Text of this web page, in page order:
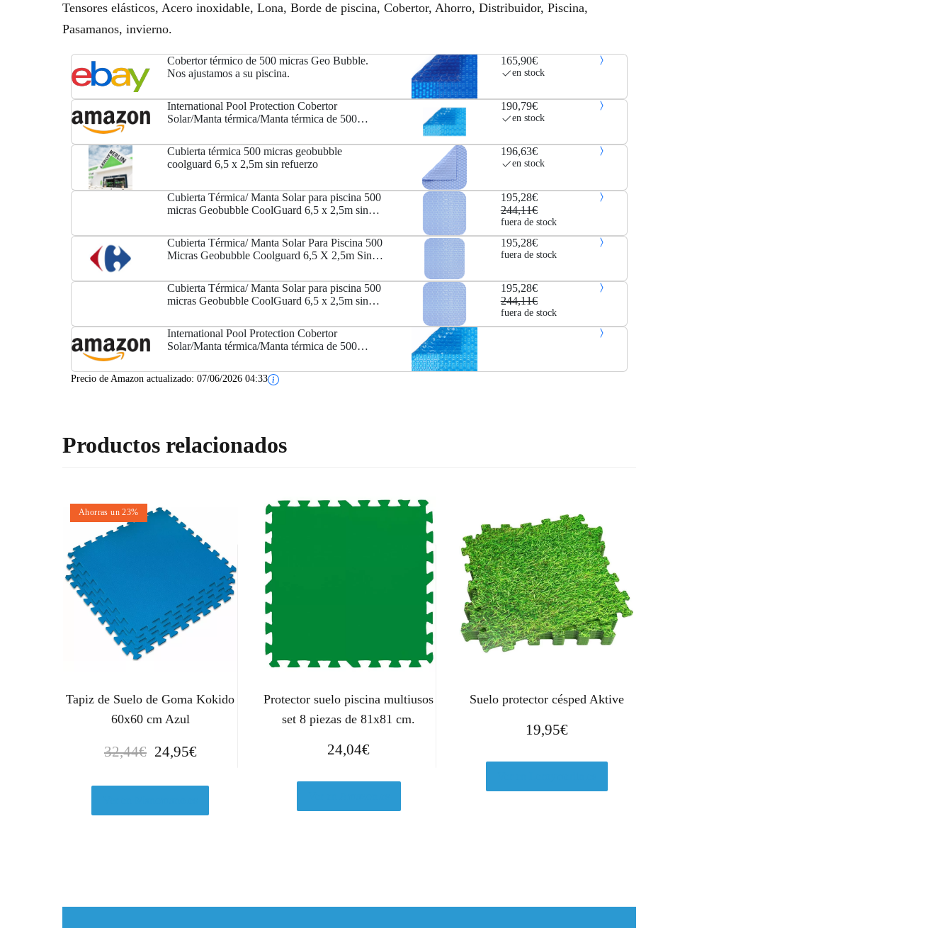
Tensores elásticos, Acero inoxidable, Lona, Borde de piscina, Cobertor, Ahorro, Distribuidor, Piscina,
Pasamanos, invierno.
Cobertor térmico de 500 micras Geo Bubble.
Nos ajustamos a su piscina.
165,90€
en stock
International Pool Protection Cobertor
Solar/Manta térmica/Manta térmica de 500
190,79€
en stock
Cubierta térmica 500 micras geobubble
coolguard 6,5 x 2,5m sin refuerzo
196,63€
en stock
Cubierta Térmica/ Manta Solar para piscina 500
micras Geobubble CoolGuard 6,5 x 2,5m sin
195,28€
244,11€
fuera de stock
Cubierta Térmica/ Manta Solar Para Piscina 500
Micras Geobubble Coolguard 6,5 X 2,5m Sin
195,28€
fuera de stock
Cubierta Térmica/ Manta Solar para piscina 500
micras Geobubble CoolGuard 6,5 x 2,5m sin
195,28€
244,11€
fuera de stock
International Pool Protection Cobertor
Solar/Manta térmica/Manta térmica de 500
Precio de Amazon actualizado: 07/06/2026 04:33
Productos relacionados
Ahorras un 23%
Tapiz de Suelo de Goma Kokido
60x60 cm Azul
32,44€ E
p
e
r
24,95€E
p
e
c
Protector suelo piscina multiusos
set 8 piezas de 81x81 cm.
24,04€
Suelo protector césped Aktive
19,95€